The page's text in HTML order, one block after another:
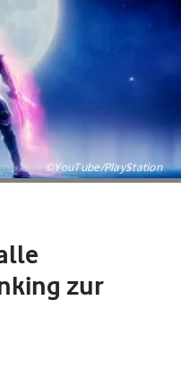
©YouTube/PlayStation
zur